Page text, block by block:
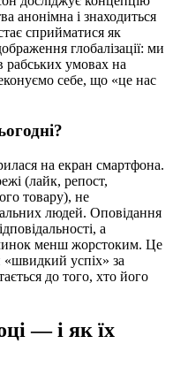
анонімна і знаходиться
сприйматися як
глобалізації: ми
рабських умовах на
себе, що «це нас
на екран смартфона.
(лайк, репост,
товару), не
людей. Оповідання
а
менш жорстоким. Це
успіх» за
до того, хто його
— і як їх